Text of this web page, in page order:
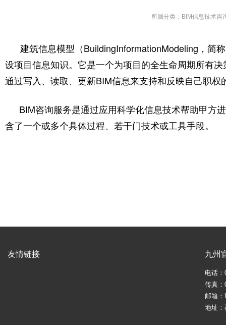
所属分类： BIM信息技术咨
建筑信息模型（BuildingInformationModeling，简
设项目信息知识。它是一个为项目的全生命周期所有
通过写入、读取、更新BIM信息来支持和反映自己职权
BIM咨询服务是通过应用科学化信息技术帮助甲方
含了一个或多个具体过程、若干门技术或工具手段。
友情链接 九州
电话：
传真：
邮箱
地址